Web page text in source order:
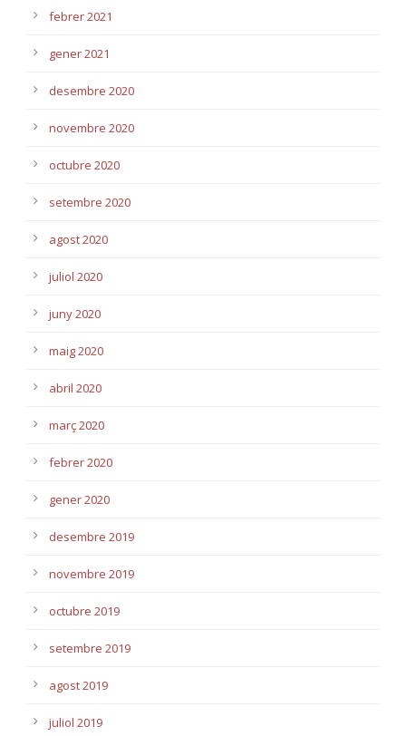
febrer 2021
gener 2021
desembre 2020
novembre 2020
octubre 2020
setembre 2020
agost 2020
juliol 2020
juny 2020
maig 2020
abril 2020
març 2020
febrer 2020
gener 2020
desembre 2019
novembre 2019
octubre 2019
setembre 2019
agost 2019
juliol 2019